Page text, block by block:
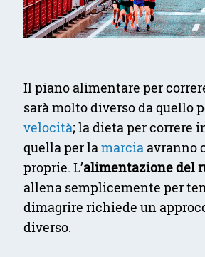
Il piano alimentare per
sarà molto diverso da quello
velocità; la dieta per correre
quella per lamarcia avranno
proprie. L’alimentazione del
allena semplicemente per
dimagrire richiede un
diverso.